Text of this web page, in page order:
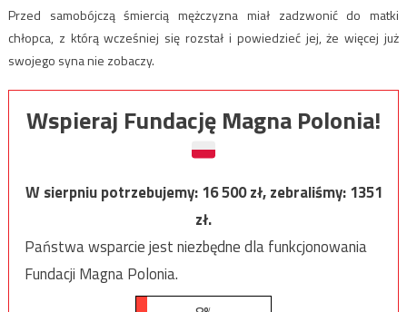
Przed samobójczą śmiercią mężczyzna miał zadzwonić do matki
chłopca, z którą wcześniej się rozstał i powiedzieć jej, że więcej już
swojego syna nie zobaczy.
Wspieraj Fundację Magna Polonia!
W sierpniu potrzebujemy:16 500zł, zebraliśmy:1351
zł.
Państwa wsparcie jest niezbędne dla funkcjonowania
Fundacji Magna Polonia.